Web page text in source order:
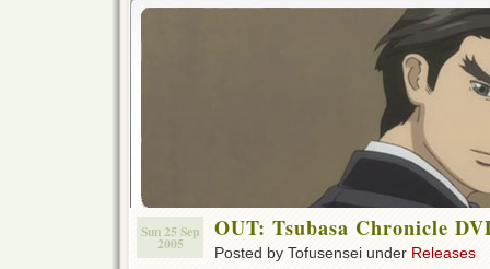
Sun 25 Sep
2005
OUT: Tsubasa Chronicle
Posted by Tofusensei under Releases